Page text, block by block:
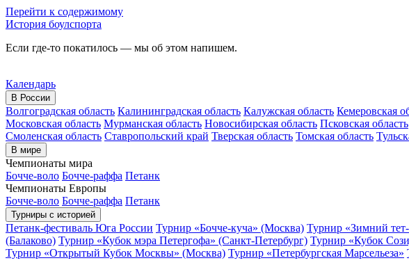
Перейти к содержимому
История боулспорта
Если где-то покатилось — мы об этом напишем.
Календарь
В России
Волгоградская область Калининградская область Калужская область Кемеровская
Московская область Мурманская область Новосибирская область Псковская область
Смоленская область Ставропольский край Тверская область Томская область
В мире
Чемпионаты мира
Бочче-воло Бочче-раффа Петанк
Чемпионаты Европы
Бочче-воло Бочче-раффа Петанк
Турниры с историей
Петанк-фестиваль Юга России Турнир «Бочче-куча» (Москва) Турнир «Зимний тет-
(Балаково) Турнир «Кубок мэра Петергофа» (Санкт-Петербург) Турнир «Кубок
Турнир «Открытый Кубок Москвы» (Москва) Турнир «Петербургская Марсельеза»